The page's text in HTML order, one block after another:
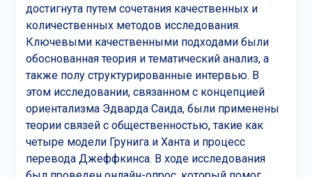
достигнута путем сочетания качественных и
количественных методов исследования.
Ключевыми качественными подходами были
обоснованная теория и тематический анализ, а
также полу структурированные интервью. В
этом исследовании, связанном с концепцией
ориентализма Эдварда Саида, были применены
теории связей с общественностью, такие как
четыре модели Грунига и Ханта и процесс
перевода Джеффкинса. В ходе исследования